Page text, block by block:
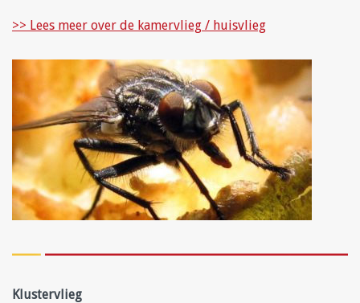
>> Lees meer over de kamervlieg / huisvlieg
Klustervlieg